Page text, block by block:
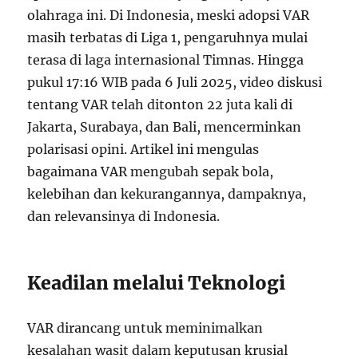
olahraga ini. Di Indonesia, meski adopsi VAR
masih terbatas di Liga 1, pengaruhnya mulai
terasa di laga internasional Timnas. Hingga
pukul 17:16 WIB pada 6 Juli 2025, video diskusi
tentang VAR telah ditonton 22 juta kali di
Jakarta, Surabaya, dan Bali, mencerminkan
polarisasi opini. Artikel ini mengulas
bagaimana VAR mengubah sepak bola,
kelebihan dan kekurangannya, dampaknya,
dan relevansinya di Indonesia.
Keadilan melalui Teknologi
VAR dirancang untuk meminimalkan
kesalahan wasit dalam keputusan krusial